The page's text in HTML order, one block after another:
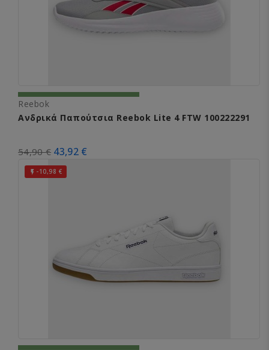
Reebok
Ανδρικά Παπούτσια Reebok Lite 4 FTW 100222291
54,90 € 43,92 €
 -10,98 €